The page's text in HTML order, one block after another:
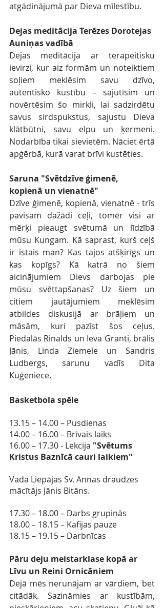
atgādinājumā par Dieva mīlestību.
Dejas meditācija Terēzes Dorotejas
Auniņas vadībā
Dejas meditācija ar terapeitisku
ievirzi, kur aiz formām un noteiktiem
soļiem meklēsim savu dzīvo,
autentisko kustību – sajutīsim un
novērtēsim šo mirkli, lai sadzirdētu
savus sirdspukstus, sajustu Dieva
klātbūtni, savu elpu un ķermeni.
Nodarbība tikai sievietēm. Nāciet ērtā
apģērbā, kurā varat brīvi kustēties.
Saruna "Svētdzīve ģimenē,
kopienā un vienatnē"
Dzīve ģimenē, kopienā, vienatnē - trīs
pavisam dažādi ceļi, tomēr visi ar
mērķi pieaugt svētumā un līdzībā
mūsu Kungam. Kā saprast, kurš ceļš
ir īstais man? Kas tajos atšķirīgs un
kas kopīgs? Kā katrā no šiem
aicinājumiem Dievs darbojas pie
mūsu svēttapšanas? Uz šiem un
citiem jautājumiem meklēsim
atbildes diskusijā ar brāļiem un
māsām, kuri pazīst šos ceļus.
Piedalās Rinalds un Ieva Granti, brālis
Jānis, Linda Ziemele un Sandris
Ludbergs, sarunu vadīs Dita
Kuģeniece.
Basketbola spēle
13.15 – 14.00 – Pusdienas
14.00 – 16.00 – Brīvais laiks
16.00 – 17.30 - Lekcija "Svētums
Kristus Baznīcā cauri laikiem"
Vada Liepājas Sv. Annas draudzes
mācītājs Jānis Bitāns.
17.30 – 18.00 – Darbs grupiņās
18.00 – 18.15 – Kafijas pauze
18.15 – 19.15 – Darbnīcas
Pāru deju meistarklase kopā ar
Līvu un Reini Ornicāniem
Dejā mēs nerunājam ar vārdiem, bet
citādāk. Sazināmies ar kustībām,